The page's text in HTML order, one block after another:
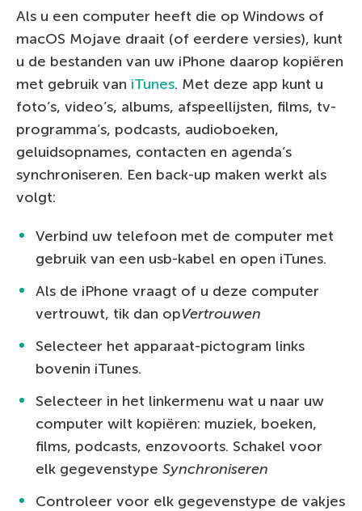
Als u een computer heeft die op Windows of
macOS Mojave draait (of eerdere versies), kunt
u de bestanden van uw iPhone daarop kopiëren
met gebruik van iTunes. Met deze app kunt u
foto’s, video’s, albums, afspeellijsten, films, tv-
programma’s, podcasts, audioboeken,
geluidsopnames, contacten en agenda’s
synchroniseren. Een back-up maken werkt als
volgt:
Verbind uw telefoon met de computer met
gebruik van een usb-kabel en open iTunes.
Als de iPhone vraagt of u deze computer
vertrouwt, tik dan opVertrouwen
Selecteer het apparaat-pictogram links
bovenin iTunes.
Selecteer in het linkermenu wat u naar uw
computer wilt kopiëren: muziek, boeken,
films, podcasts, enzovoorts. Schakel voor
elk gegevenstype Synchroniseren
Controleer voor elk gegevenstype de vakjes